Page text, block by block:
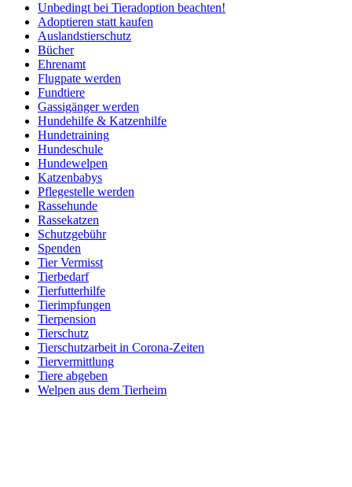
Unbedingt bei Tieradoption beachten!
Adoptieren statt kaufen
Auslandstierschutz
Bücher
Ehrenamt
Flugpate werden
Fundtiere
Gassigänger werden
Hundehilfe & Katzenhilfe
Hundetraining
Hundeschule
Hundewelpen
Katzenbabys
Pflegestelle werden
Rassehunde
Rassekatzen
Schutzgebühr
Spenden
Tier Vermisst
Tierbedarf
Tierfutterhilfe
Tierimpfungen
Tierpension
Tierschutz
Tierschutzarbeit in Corona-Zeiten
Tiervermittlung
Tiere abgeben
Welpen aus dem Tierheim